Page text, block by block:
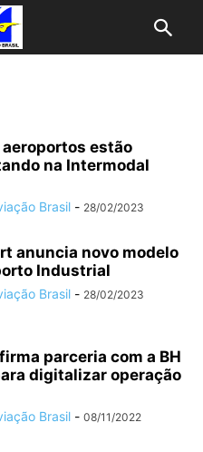
aeroportos estão
na Intermodal
Brasil - 28/02/2023
anuncia novo modelo
Industrial
Brasil - 28/02/2023
parceria com a BH
digitalizar operação
Brasil - 08/11/2022